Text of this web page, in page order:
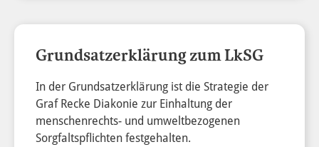
Grundsatzerklärung zum LkSG
In der Grundsatzerklärung ist die Strategie der
Graf Recke Diakonie zur Einhaltung der
menschenrechts- und umweltbezogenen
Sorgfaltspflichten festgehalten.